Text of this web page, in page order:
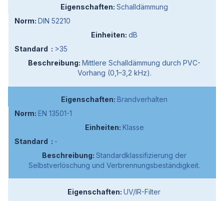
Schalldämmung
DIN 52210
dB
>35
Mittlere Schalldämmung durch PVC-
Vorhang (0,1–3,2 kHz).
Brandverhalten
EN 13501-1
Klasse
-
Standardklassifizierung der
Selbstverlöschung und Verbrennungsbeständigkeit.
UV/IR-Filter